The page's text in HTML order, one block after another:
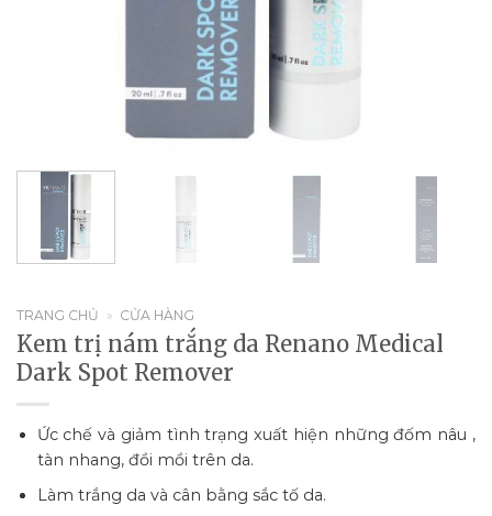
TRANG CHỦ » CỬA HÀNG
Kem trị nám trắng da Renano Medical
Dark Spot Remover
Ức chế và giảm tình trạng xuất hiện những đốm nâu ,
tàn nhang, đồi mồi trên da.
Làm trắng da và cân bằng sắc tố da.